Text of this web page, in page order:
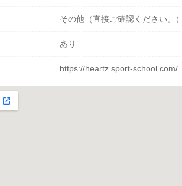
その他（直接ご確認ください。）
あり
https://heartz.sport-school.com/